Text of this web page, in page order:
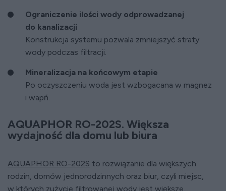
Ograniczenie ilości wody odprowadzanej
do kanalizacji
Konstrukcja systemu pozwala zmniejszyć straty
wody podczas filtracji.
Mineralizacja na końcowym etapie
Po oczyszczeniu woda jest wzbogacana w magnez
i wapń.
AQUAPHOR RO-202S. Większa
wydajność dla domu lub biura
AQUAPHOR RO-202S to rozwiązanie dla większych
rodzin, domów jednorodzinnych oraz biur, czyli miejsc,
w których zużycie filtrowanej wody jest większe.